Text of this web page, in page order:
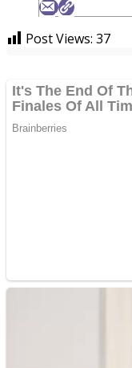
Post Views: 37